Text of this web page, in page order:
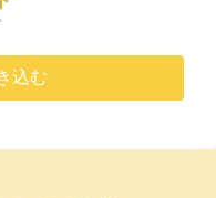
込む